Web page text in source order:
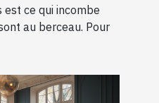
est ce qui incombe
au berceau. Pour